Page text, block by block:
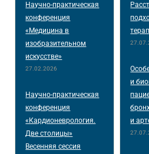
Научно-практическая
конференция
«Медицина в
изобразительном
искусстве»
27.02.2026
Научно-практическая
конференция
«Кардионеврология.
Две столицы»
Весенняя сессия
и
и